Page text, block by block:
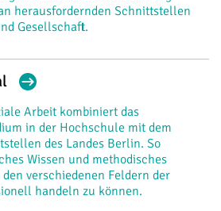
herausfordernden Schnittstellen
Gesellschaft.
Arbeit kombiniert das
in der Hochschule mit dem
des Landes Berlin. So
Wissen und methodisches
verschiedenen Feldern der
handeln zu können.